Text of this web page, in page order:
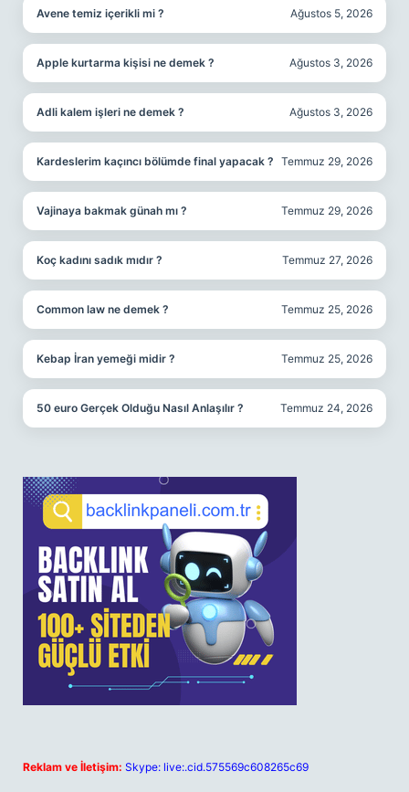
Avene temiz içerikli mi ? Ağustos 5, 2026
Apple kurtarma kişisi ne demek ? Ağustos 3, 2026
Adli kalem işleri ne demek ? Ağustos 3, 2026
Kardeslerim kaçıncı bölümde final yapacak ? Temmuz 29, 2026
Vajinaya bakmak günah mı ? Temmuz 29, 2026
Koç kadını sadık mıdır ? Temmuz 27, 2026
Common law ne demek ? Temmuz 25, 2026
Kebap İran yemeği midir ? Temmuz 25, 2026
50 euro Gerçek Olduğu Nasıl Anlaşılır ? Temmuz 24, 2026
Reklam ve İletişim: Skype: live:.cid.575569c608265c69